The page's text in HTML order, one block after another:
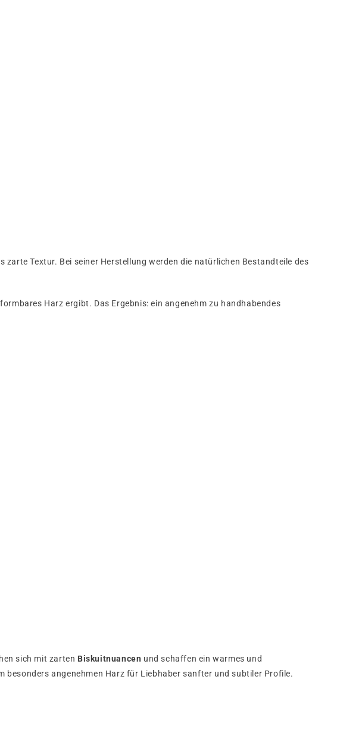
Textur. Bei seiner Herstellung werden die natürlichen Bestandteile des
Harz ergibt. Das Ergebnis: ein angenehm zu handhabendes
sich mit zarten Biskuitnuancen und schaffen ein warmes und
besonders angenehmen Harz für Liebhaber sanfter und subtiler Profile.